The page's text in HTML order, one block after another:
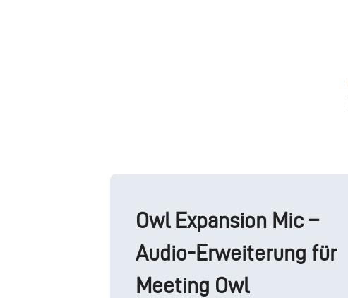
Owl Expansion Mic –
Audio‑Erweiterung für
Meeting Owl